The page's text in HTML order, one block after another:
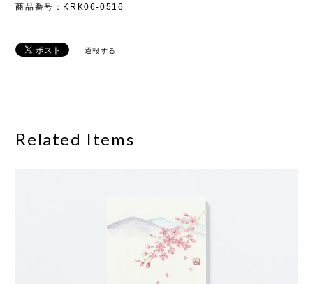
商品番号：KRK06-0516
通報する
Related Items